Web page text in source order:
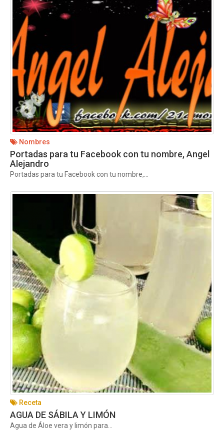
Nombres
Portadas para tu Facebook con tu nombre, Angel
Alejandro
Portadas para tu Facebook con tu nombre,...
Receta
AGUA DE SÁBILA Y LIMÓN
Agua de Áloe vera y limón para...